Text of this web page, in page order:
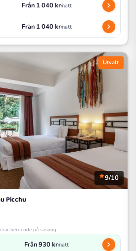
Från 1 040 kr/natt
Från 1 040 kr/natt
Utvalt
9/10
Picchu
beroende på säsong
Från 930 kr/natt